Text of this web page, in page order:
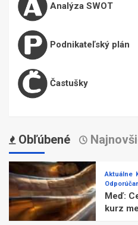
Analýza SWOT
Podnikateľský plán
Častušky
Obľúbené
Aktuálne
Meď:
kurz